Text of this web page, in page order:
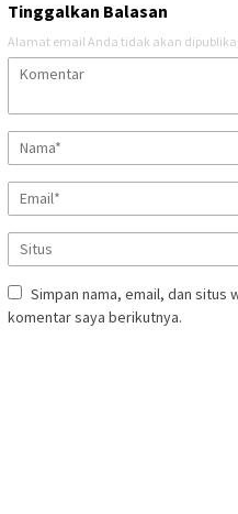
Tinggalkan Balasan
Alamat email Anda tidak akan
Simpan nama, email, dan situs
komentar saya berikutnya.